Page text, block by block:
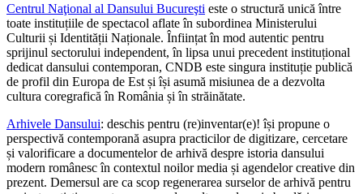
Centrul Naţional al Dansului Bucureşti este o structură unică între
toate instituțiile de spectacol aflate în subordinea Ministerului
Culturii și Identității Naționale. Înființat în mod autentic pentru
sprijinul sectorului independent, în lipsa unui precedent instituțional
dedicat dansului contemporan, CNDB este singura instituție publică
de profil din Europa de Est și își asumă misiunea de a dezvolta
cultura coregrafică în România și în străinătate.
Arhivele Dansului: deschis pentru (re)inventar(e)! își propune o
perspectivă contemporană asupra practicilor de digitizare, cercetare
și valorificare a documentelor de arhivă despre istoria dansului
modern românesc în contextul noilor media și agendelor creative din
prezent. Demersul are ca scop regenerarea surselor de arhivă pentru